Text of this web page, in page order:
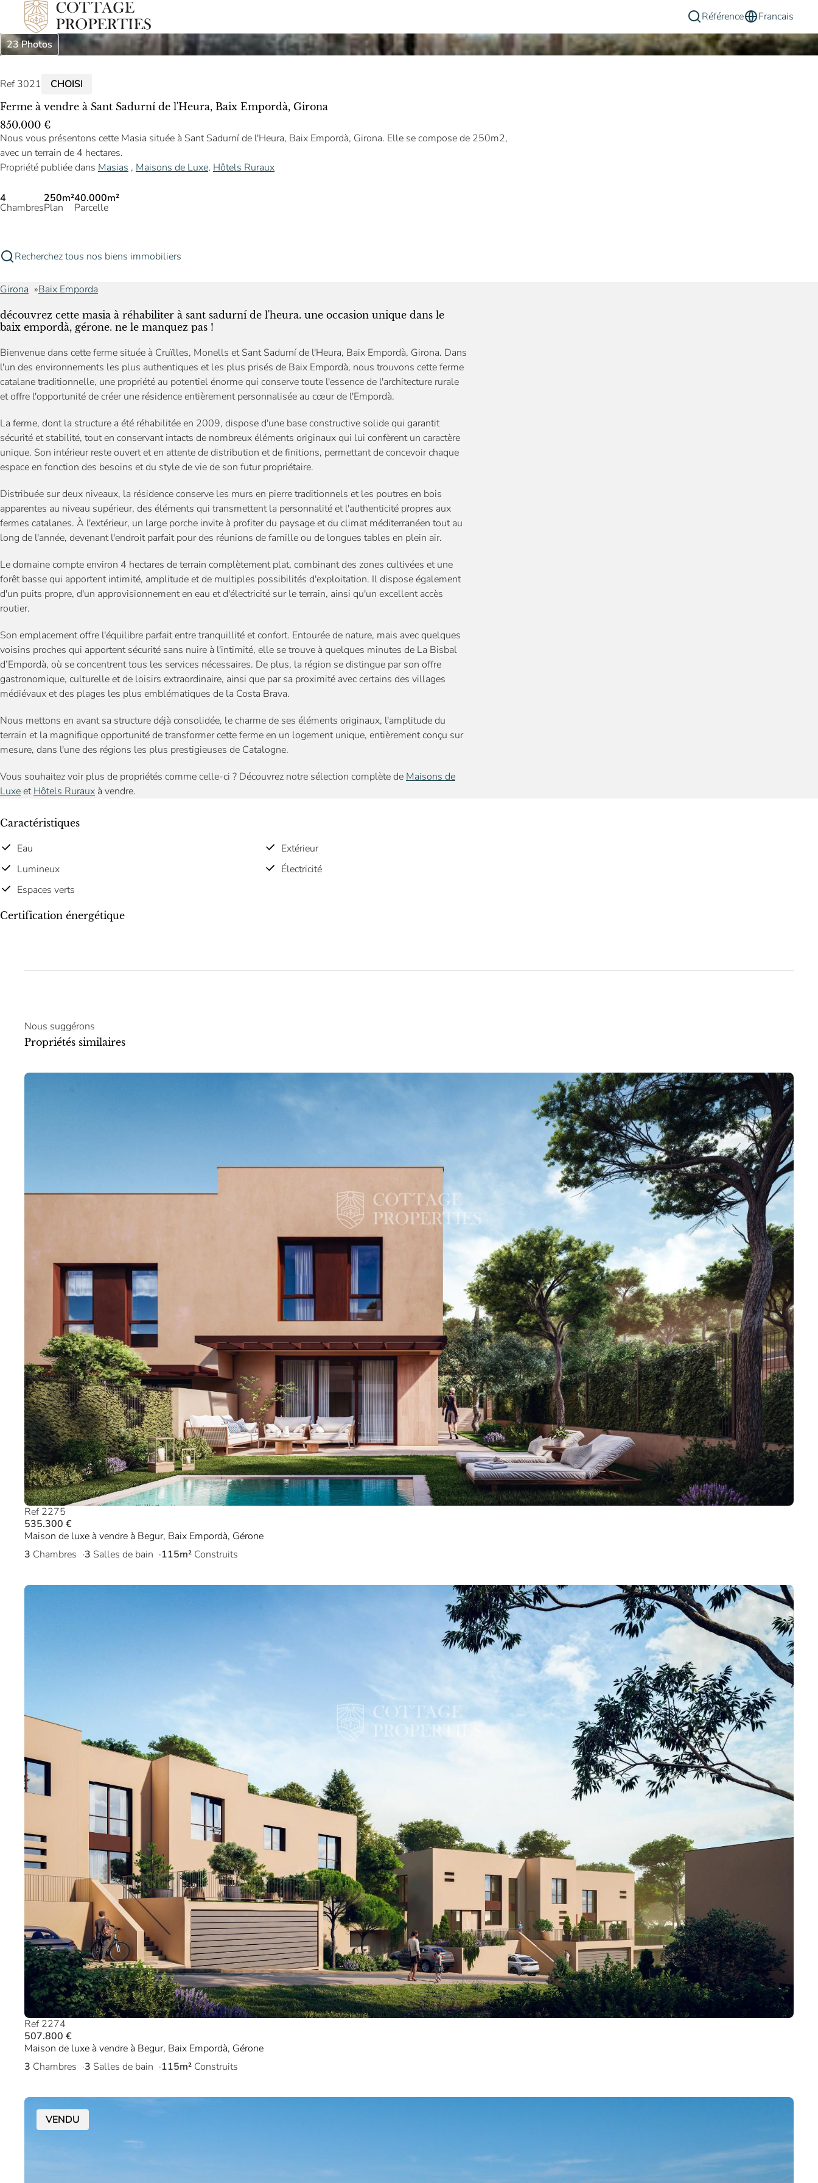
Référence Francais
23 Photos
Ref 3021 CHOISI
Ferme à vendre à Sant Sadurní de l'Heura, Baix Empordà, Girona
850.000 €
Nous vous présentons cette Masia située à Sant Sadurní de l'Heura, Baix Empordà, Girona. Elle se compose de 250m2,
avec un terrain de 4 hectares.
Propriété publiée dans Masias , Maisons de Luxe, Hôtels Ruraux
4
Chambres
250m²
Plan
40.000m²
Parcelle
Recherchez tous nos biens immobiliers
Girona Baix Emporda
découvrez cette masia à réhabiliter à sant sadurní de l'heura. une occasion unique dans le
baix empordà, gérone. ne le manquez pas !
Bienvenue dans cette ferme située à Cruïlles, Monells et Sant Sadurní de l'Heura, Baix Empordà, Girona. Dans
l'un des environnements les plus authentiques et les plus prisés de Baix Empordà, nous trouvons cette ferme
catalane traditionnelle, une propriété au potentiel énorme qui conserve toute l'essence de l'architecture rurale
et offre l'opportunité de créer une résidence entièrement personnalisée au cœur de l'Empordà.
La ferme, dont la structure a été réhabilitée en 2009, dispose d'une base constructive solide qui garantit
sécurité et stabilité, tout en conservant intacts de nombreux éléments originaux qui lui confèrent un caractère
unique. Son intérieur reste ouvert et en attente de distribution et de finitions, permettant de concevoir chaque
espace en fonction des besoins et du style de vie de son futur propriétaire.
Distribuée sur deux niveaux, la résidence conserve les murs en pierre traditionnels et les poutres en bois
apparentes au niveau supérieur, des éléments qui transmettent la personnalité et l'authenticité propres aux
fermes catalanes. À l'extérieur, un large porche invite à profiter du paysage et du climat méditerranéen tout au
long de l'année, devenant l'endroit parfait pour des réunions de famille ou de longues tables en plein air.
Le domaine compte environ 4 hectares de terrain complètement plat, combinant des zones cultivées et une
forêt basse qui apportent intimité, amplitude et de multiples possibilités d'exploitation. Il dispose également
d'un puits propre, d'un approvisionnement en eau et d'électricité sur le terrain, ainsi qu'un excellent accès
routier.
Son emplacement offre l'équilibre parfait entre tranquillité et confort. Entourée de nature, mais avec quelques
voisins proches qui apportent sécurité sans nuire à l'intimité, elle se trouve à quelques minutes de La Bisbal
d’Empordà, où se concentrent tous les services nécessaires. De plus, la région se distingue par son offre
gastronomique, culturelle et de loisirs extraordinaire, ainsi que par sa proximité avec certains des villages
médiévaux et des plages les plus emblématiques de la Costa Brava.
Nous mettons en avant sa structure déjà consolidée, le charme de ses éléments originaux, l'amplitude du
terrain et la magnifique opportunité de transformer cette ferme en un logement unique, entièrement conçu sur
mesure, dans l'une des régions les plus prestigieuses de Catalogne.
Vous souhaitez voir plus de propriétés comme celle-ci ? Découvrez notre sélection complète de Maisons de
LuxeetHôtels Ruraux à vendre.
Caractéristiques
Eau
Extérieur
Lumineux
Électricité
Espaces verts
Certification énergétique
Nous suggérons
Propriétés similaires
Ref 2275
535.300 €
Maison de luxe à vendre à Begur, Baix Empordà, Gérone
3 Chambres 3 Salles de bain 115m² Construits
Ref 2274
507.800 €
Maison de luxe à vendre à Begur, Baix Empordà, Gérone
3 Chambres 3 Salles de bain 115m² Construits
VENDU